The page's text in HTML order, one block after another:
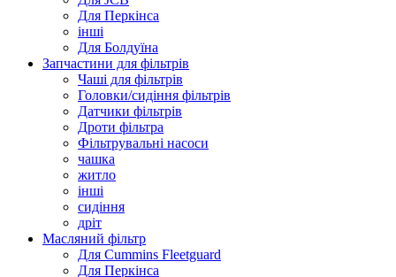
Для Перкінса
інші
Для Болдуїна
Запчастини для фільтрів
Чаші для фільтрів
Головки/сидіння фільтрів
Датчики фільтрів
Дроти фільтра
Фільтрувальні насоси
чашка
житло
інші
сидіння
дріт
Масляний фільтр
Для Cummins Fleetguard
Для Перкінса